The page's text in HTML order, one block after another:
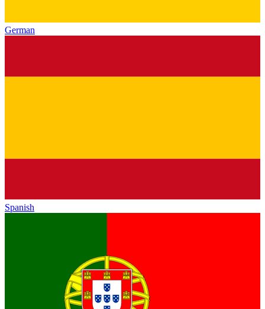
German
Spanish